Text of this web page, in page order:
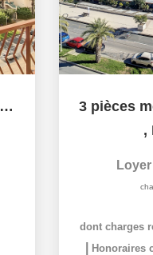
Colocation étudiante appartement Menton 3 pièces de 63 m2
,
dont charges
Honoraires